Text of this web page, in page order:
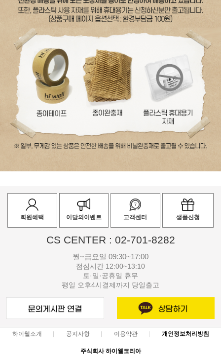
회원혜택 이달의이벤트 고객센터 샘플신청
CS CENTER : 02-701-8282
월~금요일 09:30~17:00
점심시간 12:00~13:10
토·일·공휴일 휴무
평일 오후4시결제까지 당일출고
하이웰소개 공지사항 이용약관 개인정보처리방침
주식회사 하이웰코리아